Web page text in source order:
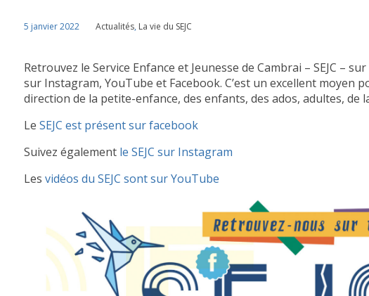
5 janvier 2022 Actualités, La vie du SEJC
Retrouvez le Service Enfance et Jeunesse de Cambrai – SEJC –
sur Instagram, YouTube et Facebook. C’est un excellent moyen
direction de la petite-enfance, des enfants, des ados, adultes, de
Le SEJC est présent sur facebook
Suivez également le SEJC sur Instagram
Les vidéos du SEJC sont sur YouTube